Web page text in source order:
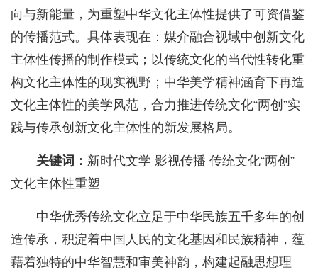
向与新能量，为重塑中华文化主体性提供了可资借鉴
的传播范式。具体表现在：媒介融合视域中创新文化
主体性传播的制作模式；以传统文化的当代性转化重
构文化主体性的现实视野；中华美学精神涵育下再造
文化主体性的美学风范，合力推进传统文化“两创”实
践与传承创新文化主体性的新发展格局。
关键词： 新时代文学 影视传播 传统文化“两创”
文化主体性重塑
中华优秀传统文化立足于中华民族五千多年的创
造传承，积淀着中国人民的文化基因和民族精神，蕴
藉着独特的中华智慧和审美神韵，构建起融思想理